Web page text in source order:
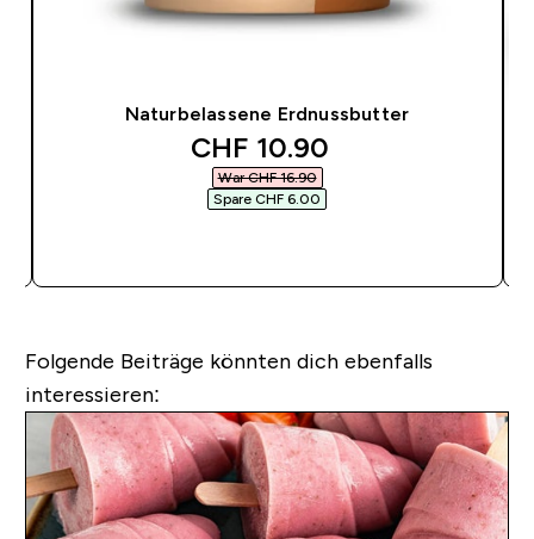
Naturbelassene Erdnussbutter
discounted price
CHF 10.90‎
War CHF 16.90‎
Spare CHF 6.00‎
Folgende Beiträge könnten dich ebenfalls
interessieren: